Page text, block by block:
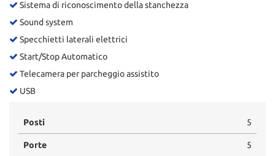
Sistema di riconoscimento della stanchezza
Sound system
Specchietti laterali elettrici
Start/Stop Automatico
Telecamera per parcheggio assistito
USB
Posti 5
Porte 5